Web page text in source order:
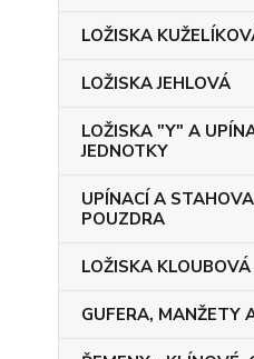
LOŽISKA
LOŽISKA JEHLOVÁ
LOŽISKA "Y" A
JEDNOTKY
UPÍNACÍ A
POUZDRA
LOŽISKA KLOUBOVÁ
GUFERA, MANŽETY